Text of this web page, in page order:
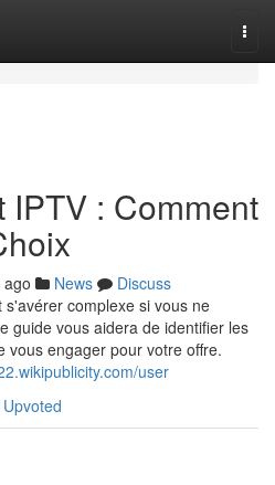
IPTV : Comment
News
Discuss
complexe si vous ne
guide vous aidera de identifier les
vous engager pour votre offre.
user